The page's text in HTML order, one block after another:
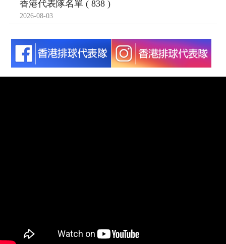
香港代表隊名單 ( 838 )
2026-08-03